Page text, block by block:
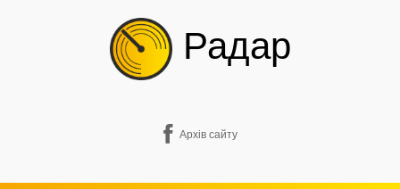
Радар
Архів сайту